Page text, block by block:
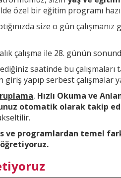
özel bir eğitim programı
size o gün çalışmanız
çalışma ile 28. günün
saatinde bu
giriş yapıp serbest çalışmalar
, Hızlı Okuma ve
otomatik olarak takip
ve programlardan temel